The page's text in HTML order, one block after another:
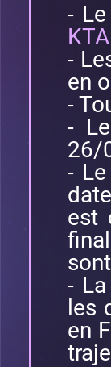
-
KTA
-
en
-
-
26/
-
est
-
les
en